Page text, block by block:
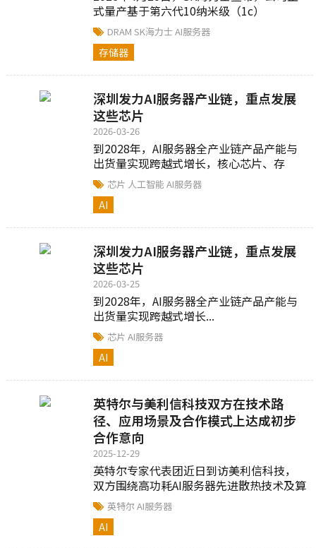
式量产基于第六代10纳米级（1c）
LPDDR5X低功耗DRAM的192GB（千兆字
节）容量SOCAMM2产品...
DRAMSK海力士AI服务器
存储器
深圳发力AI服务器产业链，重点发展
这些芯片
2026-03-26
到2028年，AI服务器全产业链产品产能与
出货量实现跨越式增长，核心芯片、存
储、印制电路板（PCB）、电源储能、光
模块、被动元器件等重点领域产品全球市...
芯片 人工智能AI服务器
AI
深圳发力AI服务器产业链，重点发展
这些芯片
2026-03-25
到2028年，AI服务器全产业链产品产能与
出货量实现跨越式增长...
芯片AI服务器
AI
英特尔与美利信科技双方在技术路
径、应用场景及合作模式上达成初步
合作意向
2025-12-29
英特尔专家代表团近日到访美利信科技，
双方围绕高功耗AI服务器先进散热技术及算
力基础设施展开深入交流...
英特尔AI服务器
AI